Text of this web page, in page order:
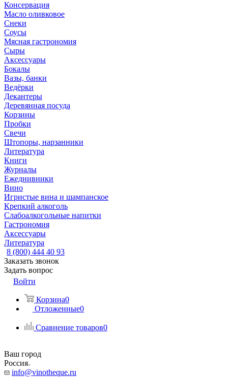
Консервация
Масло оливковое
Снеки
Соусы
Мясная гастрономия
Сыры
Аксессуары
Бокалы
Вазы, банки
Ведёрки
Декантеры
Деревянная посуда
Корзины
Пробки
Свечи
Штопоры, нарзанники
Литература
Книги
Журналы
Ежеднивники
Вино
Игристые вина и шампанское
Крепкий алкоголь
Слабоалкогольные напитки
Гастрономия
Аксессуары
Литература
8 (800) 444 40 93
Заказать звонок
Задать вопрос
Войти
Корзина0
Отложенные0
Сравнение товаров0
Ваш город
Россия
info@vinotheque.ru